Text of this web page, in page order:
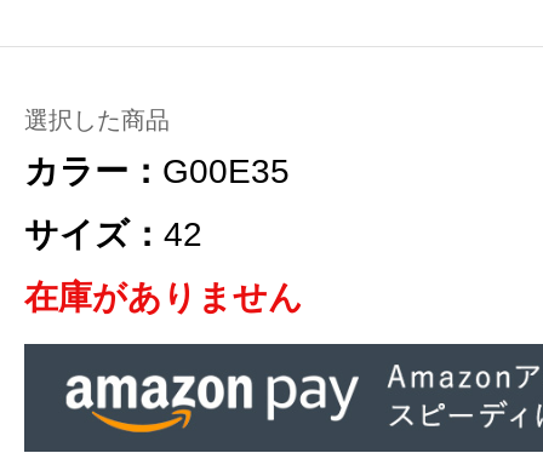
選択した商品
カラー： G00E35
サイズ： 42
在庫がありません